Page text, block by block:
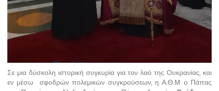
Σε μια δύσκολη ιστορική συγκυρία για τον λαό της Ουκρανίας, και
εν μέσω σφοδρών πολεμικών συγκρούσεων, η Α.Θ.Μ ο Πάπας